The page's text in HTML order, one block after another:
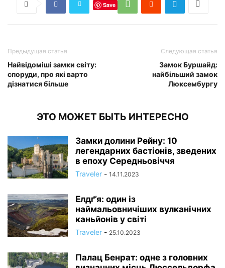
Save
Предыдущая статья
Найвідоміші замки світу:
споруди, про які варто
дізнатися більше
Следующая статья
Замок Буршайд:
найбільший замок
Люксембургу
ЭТО МОЖЕТ БЫТЬ ИНТЕРЕСНО
Замки долини Рейну: 10
легендарних бастіонів, зведених
в епоху Середньовіччя
Traveler - 14.11.2023
Елдґ’я: один із
наймальовничіших вулканічних
каньйонів у світі
Traveler - 25.10.2023
Палац Бенрат: одне з головних